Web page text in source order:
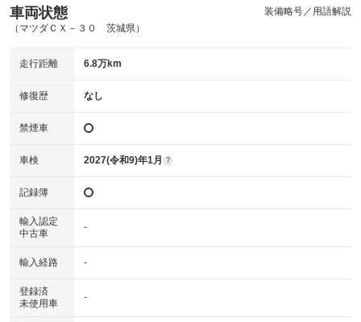
車両状態
（マツダＣＸ－３０ 茨城県）
装備略号／用語解説
走行距離 6.8万km
修復歴 なし
禁煙車
車検 2027(令和9)年1月 ?
記録簿
輸入認定
中古車
-
輸入経路 -
登録済
未使用車
-